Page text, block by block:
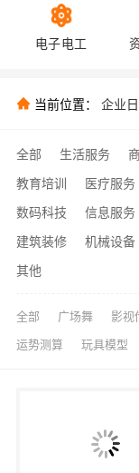
电子电工
当前位置： 企业
全部 生活服务
教育培训
医疗服务
数码科技
信息服务
建筑装修
机械设备
其他
全部 广场舞 影视
运势测算 玩具模型